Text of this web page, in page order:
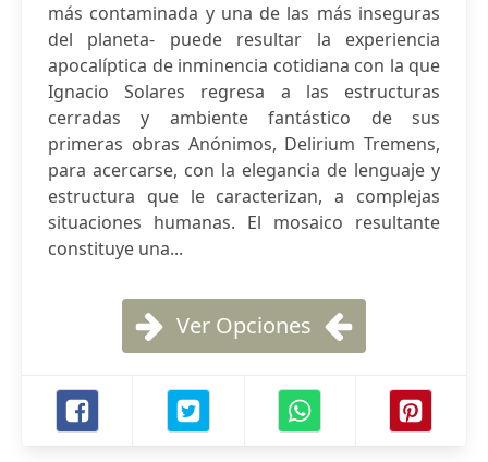
más contaminada y una de las más inseguras
del planeta- puede resultar la experiencia
apocalíptica de inminencia cotidiana con la que
Ignacio Solares regresa a las estructuras
cerradas y ambiente fantástico de sus
primeras obras Anónimos, Delirium Tremens,
para acercarse, con la elegancia de lenguaje y
estructura que le caracterizan, a complejas
situaciones humanas. El mosaico resultante
constituye una...
Ver Opciones